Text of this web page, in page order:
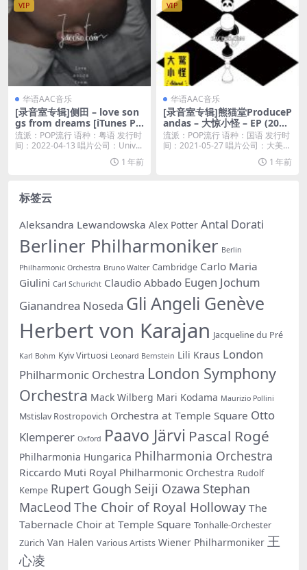
VIP
华语AAC音乐
[录音室专辑]侧田 – love son
gs from dreams [iTunes Pl
us M4A]
流派：POP流行 语种：粤语 发行时
间：2022-04-13 唱片公司：Univ...
1 年前
VIP
华语AAC音乐
[录音室专辑]熊猫堂ProduceP
andas – 大惊小怪 – EP (202
1) [iTunes Plus M4A]
流派：POP流行 语种：国语 发行时
间：2021-05-27 唱片公司：大美德
1 年前
标签云
Aleksandra Lewandowska Alex Potter Antal Dorati
Berliner Philharmoniker Berlin
Philharmonic Orchestra Bruno Walter Cambridge Carlo Maria
Giulini Carl Schuricht Claudio Abbado Eugen Jochum
Gianandrea Noseda Gli Angeli Genève
Herbert von Karajan Jacqueline du Pré
Karl Bohm Kyiv Virtuosi Leonard Bernstein Lili Kraus London
Philharmonic Orchestra London Symphony
Orchestra Mack Wilberg Mari Kodama Maurizio Pollini
Mstislav Rostropovich Orchestra at Temple Square Otto
Klemperer Oxford Paavo Järvi Pascal Rogé
Philharmonia Hungarica Philharmonia Orchestra
Riccardo Muti Royal Philharmonic Orchestra Rudolf
Kempe Rupert Gough Seiji Ozawa Stephan
MacLeod The Choir of Royal Holloway The
Tabernacle Choir at Temple Square Tonhalle-Orchester
Zürich Van Halen Various Artists Wiener Philharmoniker 王
心凌